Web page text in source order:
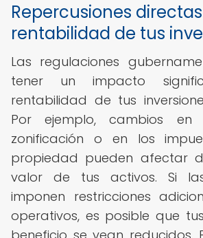
Repercusiones
rentabilidad de tus
Las regulaciones
tener un impacto
rentabilidad de tus
Por ejemplo, cambios
zonificación o en los
propiedad pueden afectar
valor de tus activos. Si
imponen restricciones
operativos, es posible que